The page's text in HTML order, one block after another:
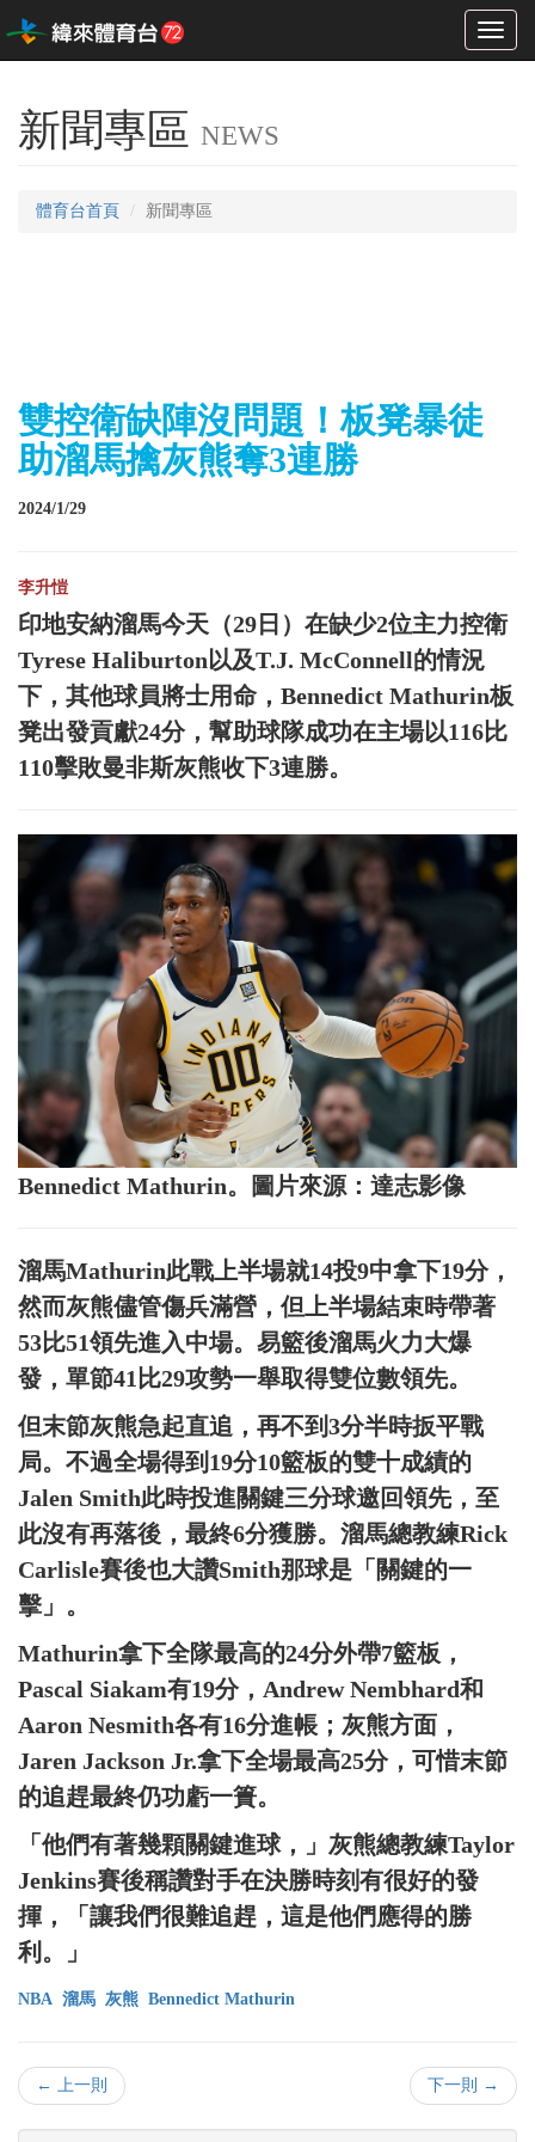
Toggle
新聞專區 NEWS
體育台首頁 新聞專區
雙控衛缺陣沒問題！板凳暴徒
助溜馬擒灰熊奪3連勝
2024/1/29
李升愷
印地安納溜馬今天（29日）在缺少2位主力控衛
Tyrese Haliburton以及T.J. McConnell的情況
下，其他球員將士用命，Bennedict Mathurin板
凳出發貢獻24分，幫助球隊成功在主場以116比
110擊敗曼非斯灰熊收下3連勝。
Bennedict Mathurin。圖片來源：達志影像
溜馬Mathurin此戰上半場就14投9中拿下19分，
然而灰熊儘管傷兵滿營，但上半場結束時帶著
53比51領先進入中場。易籃後溜馬火力大爆
發，單節41比29攻勢一舉取得雙位數領先。
但末節灰熊急起直追，再不到3分半時扳平戰
局。不過全場得到19分10籃板的雙十成績的
Jalen Smith此時投進關鍵三分球邀回領先，至
此沒有再落後，最終6分獲勝。溜馬總教練Rick
Carlisle賽後也大讚Smith那球是「關鍵的一
擊」。
Mathurin拿下全隊最高的24分外帶7籃板，
Pascal Siakam有19分，Andrew Nembhard和
Aaron Nesmith各有16分進帳；灰熊方面，
Jaren Jackson Jr.拿下全場最高25分，可惜末節
的追趕最終仍功虧一簣。
「他們有著幾顆關鍵進球，」灰熊總教練Taylor
Jenkins賽後稱讚對手在決勝時刻有很好的發
揮，「讓我們很難追趕，這是他們應得的勝
利。」
NBA 溜馬 灰熊 Bennedict Mathurin
← 上一則 下一則 →